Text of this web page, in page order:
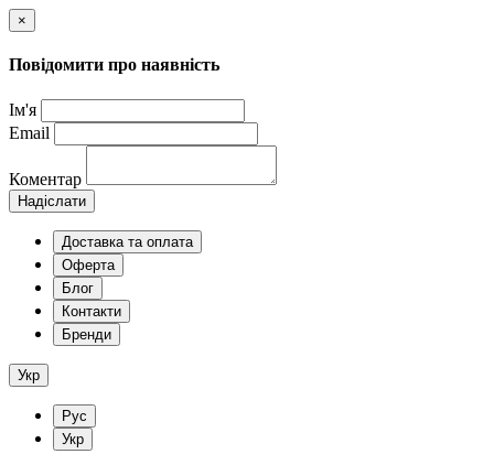
×
Повідомити про наявність
Ім'я
Email
Коментар
Надіслати
Доставка та оплата
Оферта
Блог
Контакти
Бренди
Укр
Рус
Укр